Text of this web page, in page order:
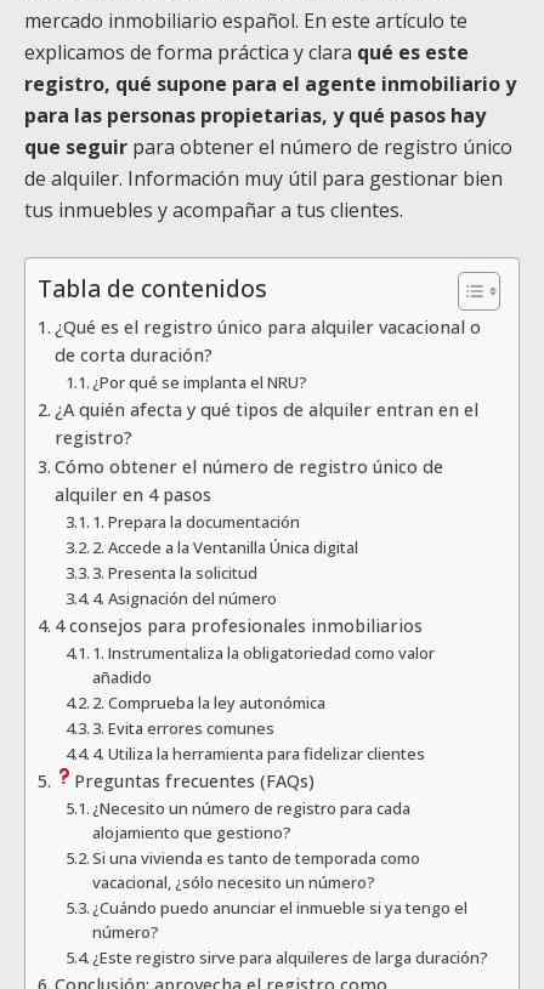
mercado inmobiliario español. En este artículo te
explicamos de forma práctica y clara qué es este
registro, qué supone para el agente inmobiliario y
para las personas propietarias, y qué pasos hay
que seguir para obtener el número de registro único
de alquiler. Información muy útil para gestionar bien
tus inmuebles y acompañar a tus clientes.
Tabla de contenidos
¿Qué es el registro único para alquiler vacacional o
de corta duración?
¿Por qué se implanta el NRU?
¿A quién afecta y qué tipos de alquiler entran en el
registro?
Cómo obtener el número de registro único de
alquiler en 4 pasos
1. Prepara la documentación
2. Accede a la Ventanilla Única digital
3. Presenta la solicitud
4. Asignación del número
4 consejos para profesionales inmobiliarios
1. Instrumentaliza la obligatoriedad como valor
añadido
2. Comprueba la ley autonómica
3. Evita errores comunes
4. Utiliza la herramienta para fidelizar clientes
Preguntas frecuentes (FAQs)
¿Necesito un número de registro para cada
alojamiento que gestiono?
Si una vivienda es tanto de temporada como
vacacional, ¿sólo necesito un número?
¿Cuándo puedo anunciar el inmueble si ya tengo el
número?
¿Este registro sirve para alquileres de larga duración?